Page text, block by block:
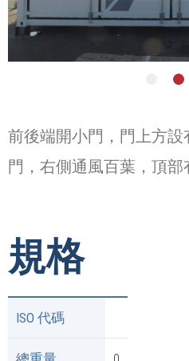
前後端開小門，門上方設
門，右側通風百葉，頂部
規格
ISO 代碼